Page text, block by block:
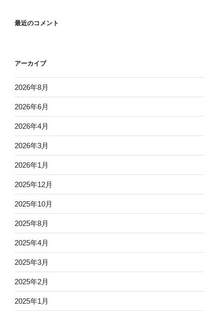
最近のコメント
アーカイブ
2026年8月
2026年6月
2026年4月
2026年3月
2026年1月
2025年12月
2025年10月
2025年8月
2025年4月
2025年3月
2025年2月
2025年1月